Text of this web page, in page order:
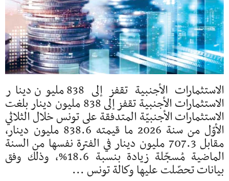
الاستثمارات الأجنبية تقفز إلى 838 مليون دينار
الاستثمارات الأجنبية تقفز إلى 838 مليون دينار بلغت
الاستثمارات الأجنبيّة المتدفقة على تونس خلال الثلاثي
الأوّل من سنة 2026 ما قيمته 838.6 مليون دينار،
مقابل 707.3 مليون دينار في الفترة نفسها من السنة
الماضية مُسجّلة زيادة بنسبة 18.6%، وذلك وفق
بيانات تحصّلت عليها وكالة تونس ...